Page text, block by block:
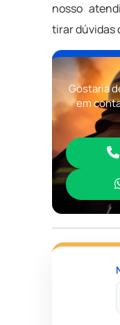
nosso
tirar dúvidas
Gostaria
em